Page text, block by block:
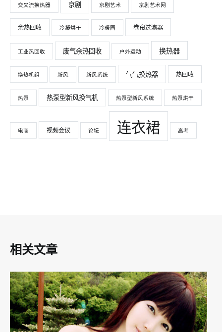
交叉流换热器 京剧 京剧艺术 京剧艺术网
余热回收 冷凝烘干 冷暖园 卷帘过滤器
工业热回收 废气余热回收 户外运动 换热器
换热机组 新风 新风系统 气气换热器 热回收
热泵 热泵型新风换气机 热泵型新风系统 热泵烘干
电商 视频会议 论坛 连衣裙 高考
相关文章